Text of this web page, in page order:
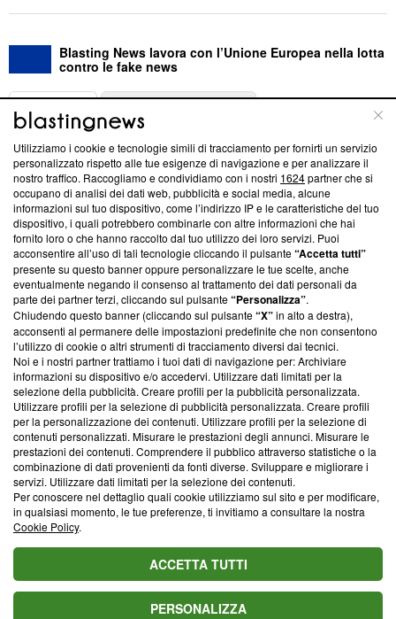
Blasting News lavora con l’Unione Europea nella lotta
contro le fake news
ABOUT
Questa sezione offre informazioni trasparenti su Blasting
News, sui nostri processi editoriali e su come ci impegniamo a
creare news di qualità. Inoltre, afferma la nostra aderenza a
‘Trust Project - News with Integrity’Blasting News non è
ancora membro del programma, ma ha richiesto di farne
parte; Trust Project non ha ancora effettuato una verifica di
conformità agli standard.
Su di noi
Team editoriale
Corporate
Redazione
Informativa Privacy
Cookie Policy
Blasting SA, IDI CHE-247.845.224, Via Carlo Frasca, 3 - 6900
Lugano (Svizzera) Tel:+39 0690258937
© 2026 Blasting News
Utilizziamo i cookie e tecnologie simili di tracciamento per fornirti un servizio
personalizzato rispetto alle tue esigenze di navigazione e per analizzare il
nostro traffico. Raccogliamo e condividiamo con i nostri 1624partner che si
occupano di analisi dei dati web, pubblicità e social media, alcune
informazioni sul tuo dispositivo, come l’indirizzo IP e le caratteristiche del tuo
dispositivo, i quali potrebbero combinarle con altre informazioni che hai
fornito loro o che hanno raccolto dal tuo utilizzo dei loro servizi. Puoi
acconsentire all’uso di tali tecnologie cliccando il pulsante“Accetta tutti”
presente su questo banner oppure personalizzare le tue scelte, anche
eventualmente negando il consenso al trattamento dei dati personali da
parte dei partner terzi, cliccando sul pulsante“Personalizza”.
Chiudendo questo banner (cliccando sul pulsante“X”in alto a destra),
acconsenti al permanere delle impostazioni predefinite che non consentono
l’utilizzo di cookie o altri strumenti di tracciamento diversi dai tecnici.
Noi e i nostri partner trattiamo i tuoi dati di navigazione per: Archiviare
informazioni su dispositivo e/o accedervi. Utilizzare dati limitati per la
selezione della pubblicità. Creare profili per la pubblicità personalizzata.
Utilizzare profili per la selezione di pubblicità personalizzata. Creare profili
per la personalizzazione dei contenuti. Utilizzare profili per la selezione di
contenuti personalizzati. Misurare le prestazioni degli annunci. Misurare le
prestazioni dei contenuti. Comprendere il pubblico attraverso statistiche o la
combinazione di dati provenienti da fonti diverse. Sviluppare e migliorare i
servizi. Utilizzare dati limitati per la selezione dei contenuti.
Per conoscere nel dettaglio quali cookie utilizziamo sul sito e per modificare,
in qualsiasi momento, le tue preferenze, ti invitiamo a consultare la nostra
Cookie Policy.
ACCETTA TUTTI
PERSONALIZZA